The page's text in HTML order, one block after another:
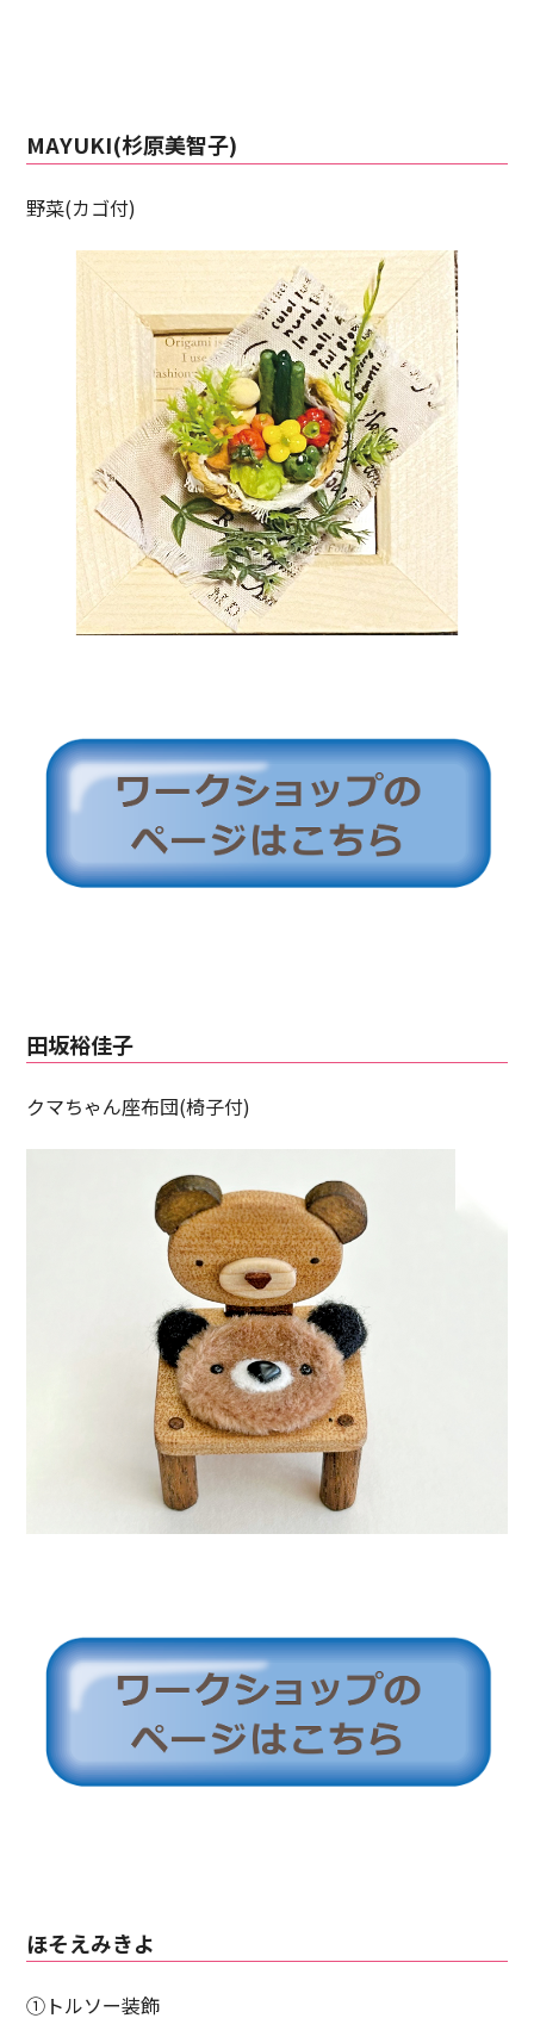
MAYUKI(杉原美智子)
野菜(カゴ付)
田坂裕佳子
クマちゃん座布団(椅子付)
ほそえみきよ
①トルソー装飾